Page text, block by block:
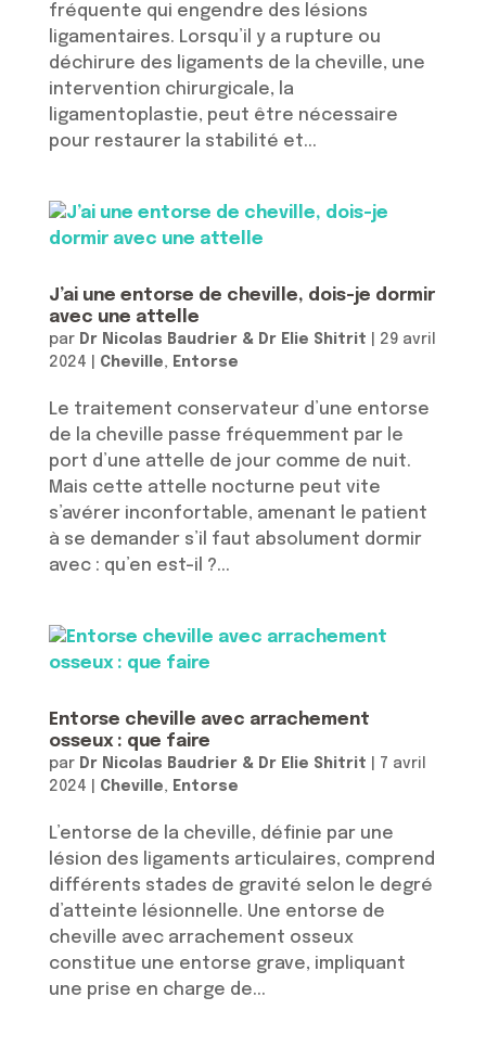
fréquente qui engendre des lésions
ligamentaires. Lorsqu’il y a rupture ou
déchirure des ligaments de la cheville, une
intervention chirurgicale, la
ligamentoplastie, peut être nécessaire
pour restaurer la stabilité et...
J’ai une entorse de cheville, dois-je dormir
avec une attelle
par Dr Nicolas Baudrier & Dr Elie Shitrit
29 avril
2024
Cheville, Entorse
Le traitement conservateur d’une entorse
de la cheville passe fréquemment par le
port d’une attelle de jour comme de nuit.
Mais cette attelle nocturne peut vite
s’avérer inconfortable, amenant le patient
à se demander s’il faut absolument dormir
avec : qu’en est-il ?...
Entorse cheville avec arrachement
osseux : que faire
par Dr Nicolas Baudrier & Dr Elie Shitrit
7 avril
2024
Cheville, Entorse
L’entorse de la cheville, définie par une
lésion des ligaments articulaires, comprend
différents stades de gravité selon le degré
d’atteinte lésionnelle. Une entorse de
cheville avec arrachement osseux
constitue une entorse grave, impliquant
une prise en charge de...